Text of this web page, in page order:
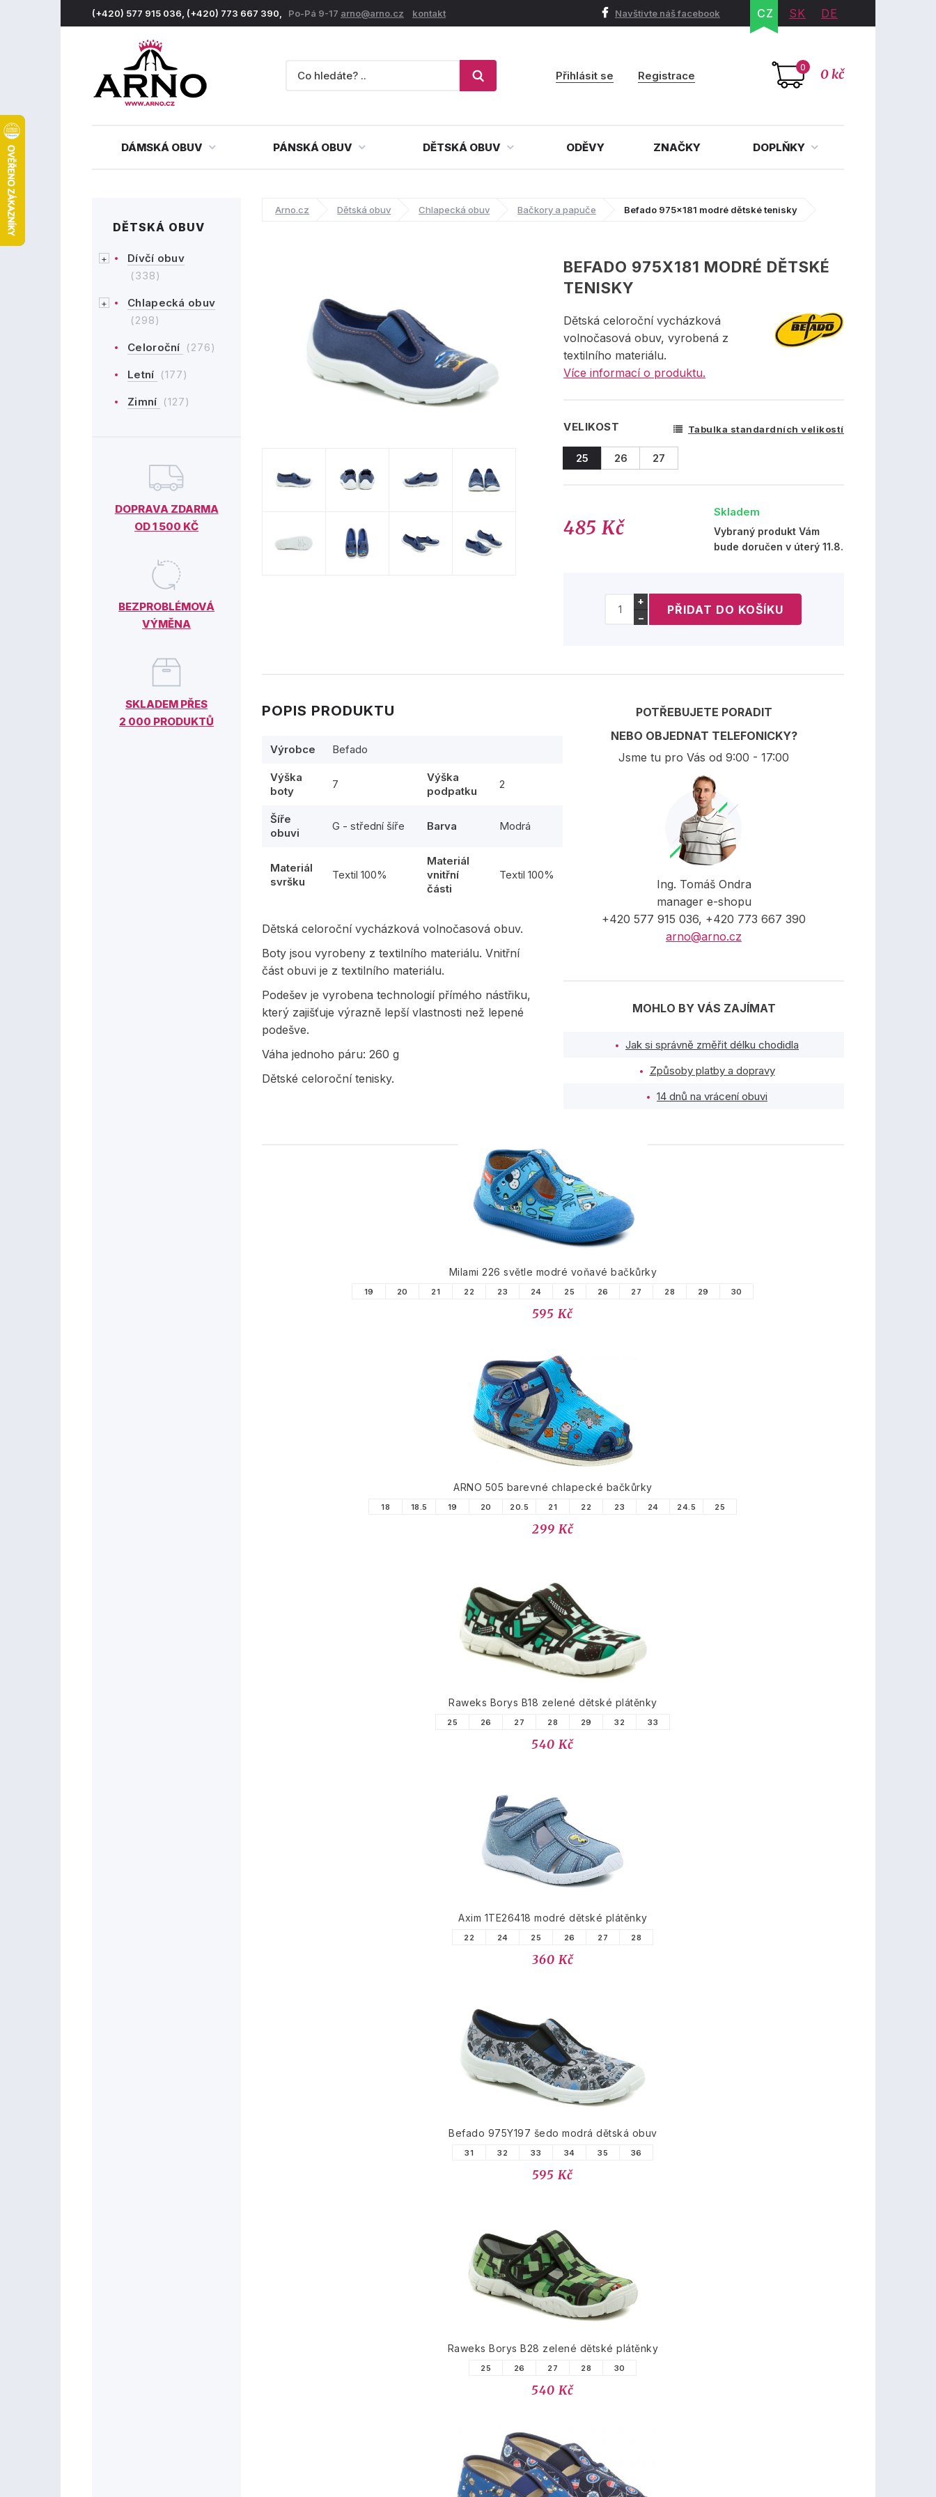
(+420) 577 915 036, (+420) 773 667 390, Po-Pá 9-17 arno@arno.cz kontakt Navštivte náš facebook CZ SK DE
0 0 kč
Přihlásit se Registrace
DÁMSKÁ OBUV PÁNSKÁ OBUV DĚTSKÁ OBUV ODĚVY ZNAČKY DOPLŇKY
DĚTSKÁ OBUV
Dívčí obuv
(338)
Chlapecká obuv
(298)
Celoroční (276)
Letní (177)
Zimní (127)
DOPRAVA ZDARMA
OD 1 500 KČ
BEZPROBLÉMOVÁ
VÝMĚNA
SKLADEM PŘES
2 000 PRODUKTŮ
Arno.cz Dětská obuv Chlapecká obuv Bačkory a papuče Befado 975x181 modré dětské tenisky
BEFADO 975X181 MODRÉ DĚTSKÉ
TENISKY
Dětská celoroční vycházková
volnočasová obuv, vyrobená z
textilního materiálu.
Více informací o produktu.
VELIKOST Tabulka standardních velikostí
25 26 27
485 Kč
Skladem
Vybraný produkt Vám
bude doručen v úterý 11.8.
+
−
POPIS PRODUKTU
Výrobce Befado
Výška
boty
7
Výška
podpatku
2
Šíře
obuvi
G - střední šíře Barva Modrá
Materiál
svršku
Textil 100%
Materiál
vnitřní
části
Textil 100%
Dětská celoroční vycházková volnočasová obuv.
Boty jsou vyrobeny z textilního materiálu. Vnitřní
část obuvi je z textilního materiálu.
Podešev je vyrobena technologií přímého nástřiku,
který zajišťuje výrazně lepší vlastnosti než lepené
podešve.
Váha jednoho páru: 260 g
Dětské celoroční tenisky.
POTŘEBUJETE PORADIT
NEBO OBJEDNAT TELEFONICKY?
Jsme tu pro Vás od 9:00 - 17:00
Ing. Tomáš Ondra
manager e-shopu
+420 577 915 036, +420 773 667 390
arno@arno.cz
MOHLO BY VÁS ZAJÍMAT
Jak si správně změřit délku chodidla
Způsoby platby a dopravy
14 dnů na vrácení obuvi
PODOBNÉ PRODUKTY
Milami 226 světle modré voňavé bačkůrky
19 20 21 22 23 24 25 26 27 28 29 30
595 Kč
ARNO 505 barevné chlapecké bačkůrky
18 18.5 19 20 20.5 21 22 23 24 24.5 25
299 Kč
Raweks Borys B18 zelené dětské plátěnky
25 26 27 28 29 32 33
540 Kč
Axim 1TE26418 modré dětské plátěnky
22 24 25 26 27 28
360 Kč
Befado 975Y197 šedo modrá dětská obuv
31 32 33 34 35 36
595 Kč
Raweks Borys B28 zelené dětské plátěnky
25 26 27 28 30
540 Kč